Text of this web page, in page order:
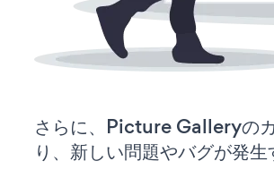
さらに、Picture Galleryの
り、新しい問題やバグが発生